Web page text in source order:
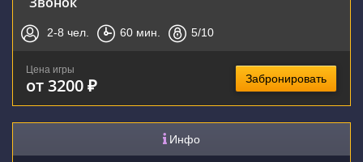
2-8 чел. 60 мин. 5/10
Цена игры
от 3200 ₽ Забронировать
Инфо